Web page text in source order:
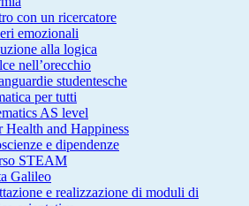
con un ricercatore
emozionali
alla logica
nell’orecchio
studentesche
per tutti
AS level
Health and Happiness
e dipendenze
STEAM
Galileo
e realizzazione di moduli di